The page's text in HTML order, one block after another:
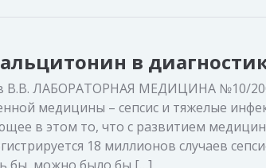
в
В.В. ЛАБОРАТОРНАЯ МЕДИЦИНА №10/
медицины – сепсис и тяжелые
в этом то, что с развитием
18 миллионов случаев